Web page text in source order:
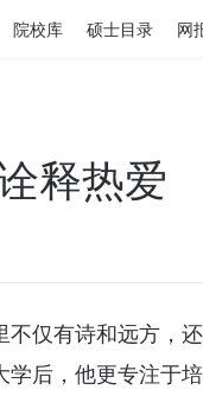
院校库 硕士目录 网
释热爱
仅有诗和远方，
后，他更专注于